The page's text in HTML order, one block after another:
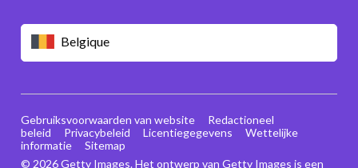
Belgique
© 2026 Getty Images. Het ontwerp van Getty Images is een
Gebruiksvoorwaarden van website
Redactioneel
beleid
Privacybeleid Licentiegegevens
Wettelijke
informatie
Sitemap